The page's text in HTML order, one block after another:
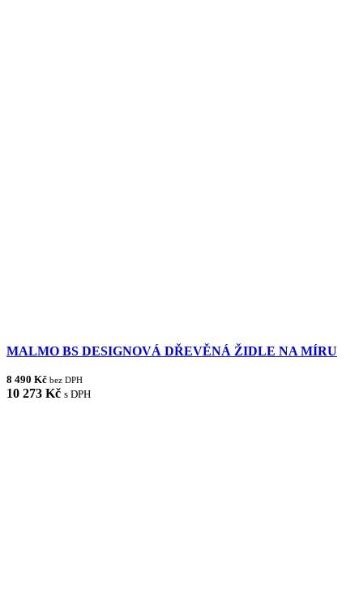
MALMO BS DESIGNOVÁ DŘEVĚNÁ ŽIDLE NA MÍRU
8 490 Kč bez DPH
10 273 Kč s DPH